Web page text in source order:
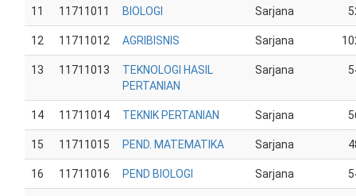
11 11711011 BIOLOGI Sarjana
12 11711012 AGRIBISNIS Sarjana
13 11711013
TEKNOLOGI HASIL
PERTANIAN
Sarjana
14 11711014 TEKNIK PERTANIAN Sarjana
15 11711015 PEND. MATEMATIKA Sarjana
16 11711016 PEND BIOLOGI Sarjana